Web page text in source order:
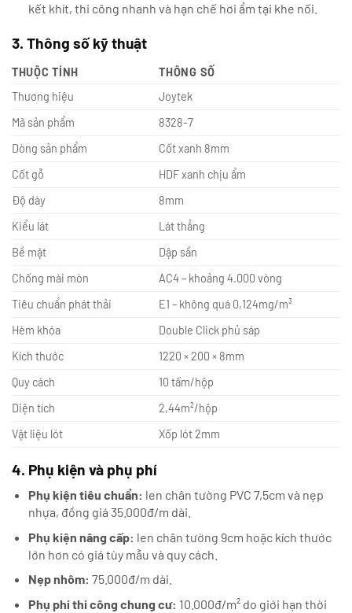
kết khít, thi công nhanh và hạn chế hơi ẩm tại khe nối.
3. Thông số kỹ thuật
THUỘC TÍNH
THÔNG SỐ
Thương hiệu
Joytek
Mã sản phẩm
8328-7
Dòng sản phẩm
Cốt xanh 8mm
Cốt gỗ
HDF xanh chịu ẩm
Độ dày
8mm
Kiểu lát
Lát thẳng
Bề mặt
Dập sần
Chống mài mòn
AC4 – khoảng 4.000 vòng
Tiêu chuẩn phát thải
E1 – không quá 0,124mg/m³
Hèm khóa
Double Click phủ sáp
Kích thước
1220 × 200 × 8mm
Quy cách
10 tấm/hộp
Diện tích
2,44m²/hộp
Vật liệu lót
Xốp lót 2mm
4. Phụ kiện và phụ phí
Phụ kiện tiêu chuẩn: len chân tường PVC 7,5cm và nẹp
nhựa, đồng giá 35.000đ/m dài.
Phụ kiện nâng cấp: len chân tường 9cm hoặc kích thước
lớn hơn có giá tùy mẫu và quy cách.
Nẹp nhôm: 75.000đ/m dài.
Phụ phí thi công chung cư: 10.000đ/m² do giới hạn thời